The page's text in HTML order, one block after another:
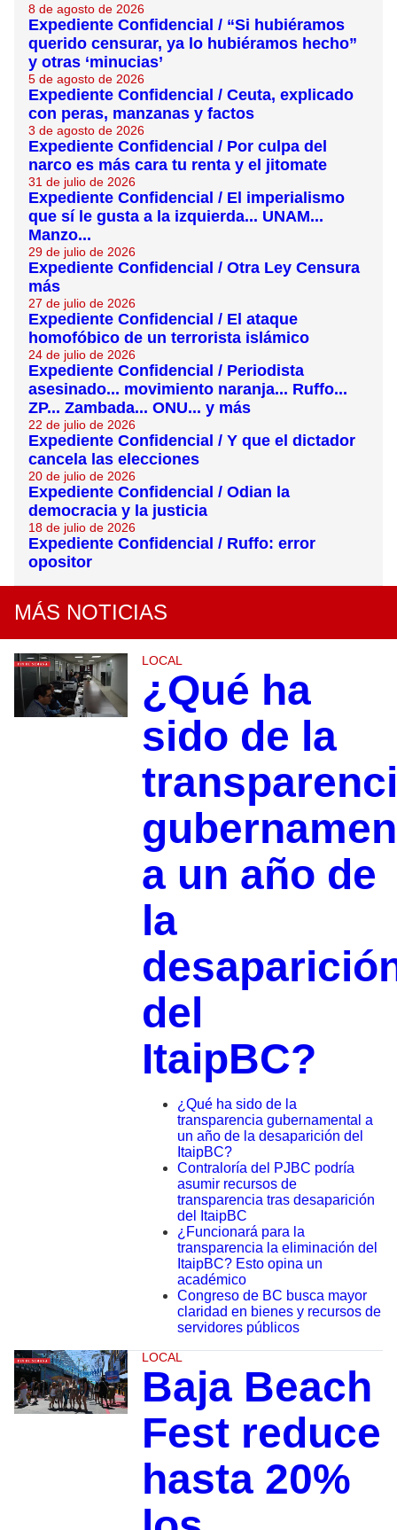
8 de agosto de 2026
Expediente Confidencial / “Si hubiéramos
querido censurar, ya lo hubiéramos hecho”
y otras ‘minucias’
5 de agosto de 2026
Expediente Confidencial / Ceuta, explicado
con peras, manzanas y factos
3 de agosto de 2026
Expediente Confidencial / Por culpa del
narco es más cara tu renta y el jitomate
31 de julio de 2026
Expediente Confidencial / El imperialismo
que sí le gusta a la izquierda... UNAM...
Manzo...
29 de julio de 2026
Expediente Confidencial / Otra Ley Censura
más
27 de julio de 2026
Expediente Confidencial / El ataque
homofóbico de un terrorista islámico
24 de julio de 2026
Expediente Confidencial / Periodista
asesinado... movimiento naranja... Ruffo...
ZP... Zambada... ONU... y más
22 de julio de 2026
Expediente Confidencial / Y que el dictador
cancela las elecciones
20 de julio de 2026
Expediente Confidencial / Odian la
democracia y la justicia
18 de julio de 2026
Expediente Confidencial / Ruffo: error
opositor
MÁS NOTICIAS
LOCAL
¿Qué ha
sido de la
a un año de
la
del
ItaipBC?
¿Qué ha sido de la
transparencia gubernamental a
un año de la desaparición del
ItaipBC?
Contraloría del PJBC podría
asumir recursos de
transparencia tras desaparición
del ItaipBC
¿Funcionará para la
transparencia la eliminación del
ItaipBC? Esto opina un
académico
Congreso de BC busca mayor
claridad en bienes y recursos de
servidores públicos
LOCAL
Baja Beach
Fest reduce
hasta 20%